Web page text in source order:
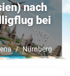
nach
bei
Nürnberg